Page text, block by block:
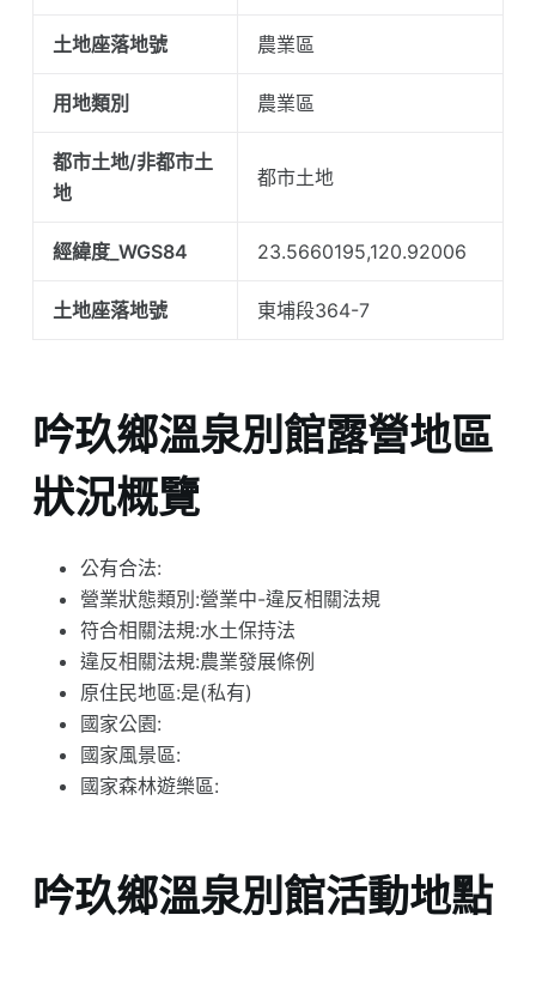
土地座落地號 農業區
用地類別 農業區
都市土地/非都市土
地
都市土地
經緯度_WGS84 23.5660195,120.92006
土地座落地號 東埔段364-7
吟玖鄉溫泉別館露營地區
狀況概覽
公有合法:
營業狀態類別:營業中-違反相關法規
符合相關法規:水土保持法
違反相關法規:農業發展條例
原住民地區:是(私有)
國家公園:
國家風景區:
國家森林遊樂區:
吟玖鄉溫泉別館活動地點